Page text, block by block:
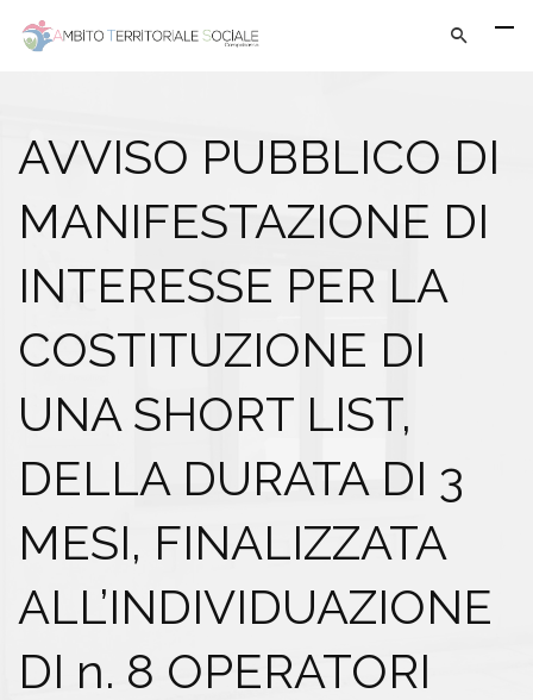
AVVISO PUBBLICO DI
MANIFESTAZIONE DI
INTERESSE PER LA
COSTITUZIONE DI
UNA SHORT LIST,
DELLA DURATA DI 3
MESI, FINALIZZATA
ALL’INDIVIDUAZIONE
DI n. 8 OPERATORI